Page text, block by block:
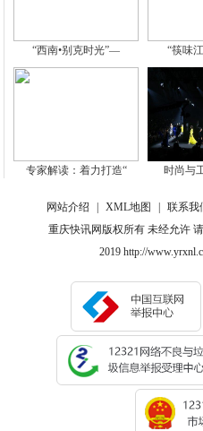
“西南•别克时光”— “筷味
专家解读：着力打造“ 时尚与
网站介绍 XML地图 联系我
重庆快讯网版权所有 未经允许
2019 http://